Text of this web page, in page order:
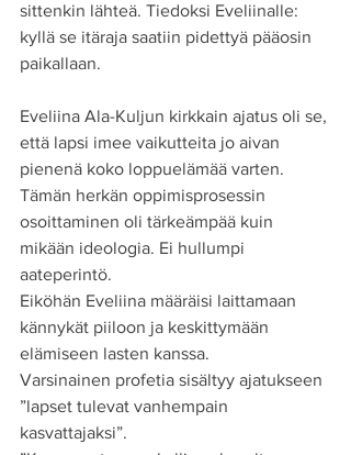
sittenkin lähteä. Tiedoksi Eveliinalle:
kyllä se itäraja saatiin pidettyä pääosin
paikallaan.
Eveliina Ala-Kuljun kirkkain ajatus oli se,
että lapsi imee vaikutteita jo aivan
pienenä koko loppuelämää varten.
Tämän herkän oppimisprosessin
osoittaminen oli tärkeämpää kuin
mikään ideologia. Ei hullumpi
aateperintö.
Eiköhän Eveliina määräisi laittamaan
kännykät piiloon ja keskittymään
elämiseen lasten kanssa.
Varsinainen profetia sisältyy ajatukseen
”lapset tulevat vanhempain
kasvattajaksi”.